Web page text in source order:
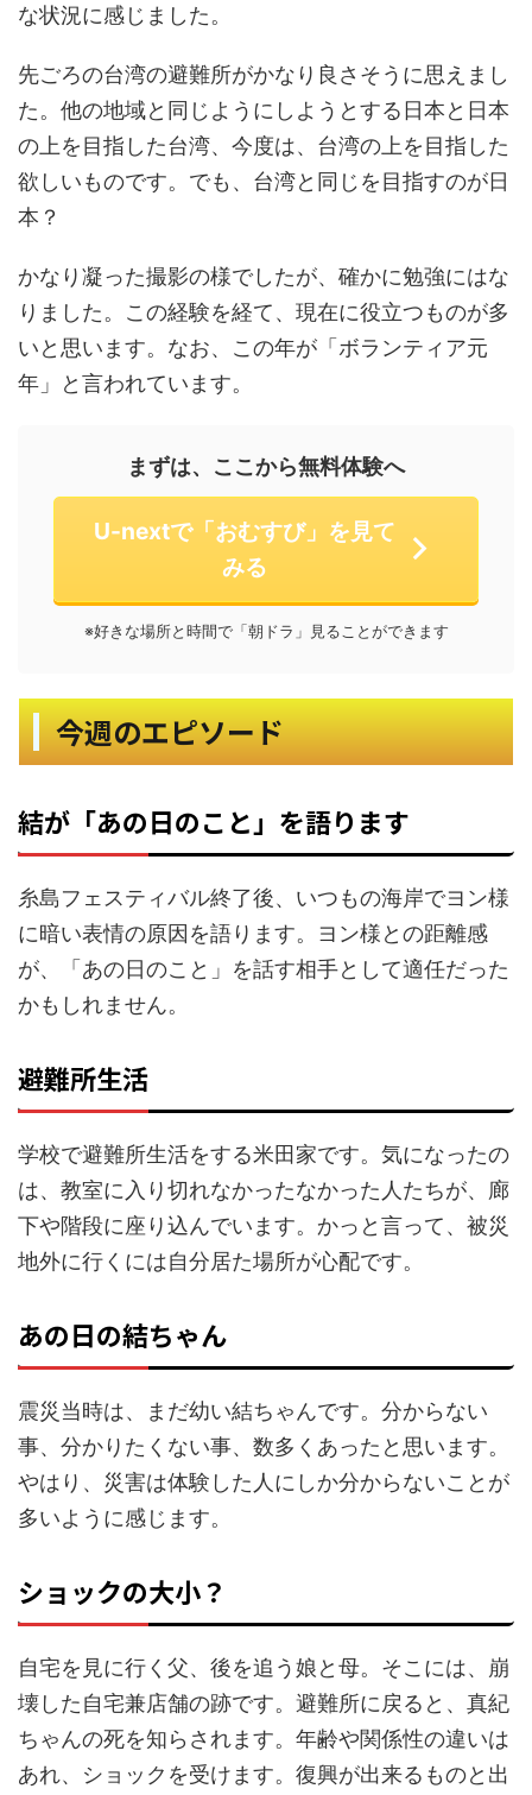
な状況に感じました。
先ごろの台湾の避難所がかなり良さそうに思えまし
た。他の地域と同じようにしようとする日本と日本
の上を目指した台湾、今度は、台湾の上を目指した
欲しいものです。でも、台湾と同じを目指すのが日
本？
かなり凝った撮影の様でしたが、確かに勉強にはな
りました。この経験を経て、現在に役立つものが多
いと思います。なお、この年が「ボランティア元
年」と言われています。
まずは、ここから無料体験へ
U-nextで「おむすび」を見て
みる
※好きな場所と時間で「朝ドラ」見ることができます
今週のエピソード
結が「あの日のこと」を語ります
糸島フェスティバル終了後、いつもの海岸でヨン様
に暗い表情の原因を語ります。ヨン様との距離感
が、「あの日のこと」を話す相手として適任だった
かもしれません。
避難所生活
学校で避難所生活をする米田家です。気になったの
は、教室に入り切れなかったなかった人たちが、廊
下や階段に座り込んでいます。かっと言って、被災
地外に行くには自分居た場所が心配です。
あの日の結ちゃん
震災当時は、まだ幼い結ちゃんです。分からない
事、分かりたくない事、数多くあったと思います。
やはり、災害は体験した人にしか分からないことが
多いように感じます。
ショックの大小？
自宅を見に行く父、後を追う娘と母。そこには、崩
壊した自宅兼店舗の跡です。避難所に戻ると、真紀
ちゃんの死を知らされます。年齢や関係性の違いは
あれ、ショックを受けます。復興が出来るものと出